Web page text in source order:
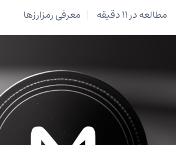
مطالعه در 11 دقیقه معرفی رمزارزها